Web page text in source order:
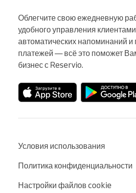
Облегчите свою ежедневную
удобного управления
автоматических напоминаний
платежей — всё это поможет
бизнес с Reservio.
Условия использования
Политика конфиденциальности
Настройки файлов cookie